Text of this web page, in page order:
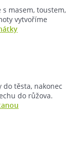
masem, toustem,
vytvoříme
těsta, nakonec
do růžova.